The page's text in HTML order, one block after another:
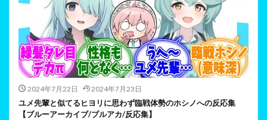
2024年7月22日 2024年7月23日
ユメ先輩と似てるヒヨリに思わず臨戦体勢のホシノへの反応集
【ブルーアーカイブ/ブルアカ/反応集】